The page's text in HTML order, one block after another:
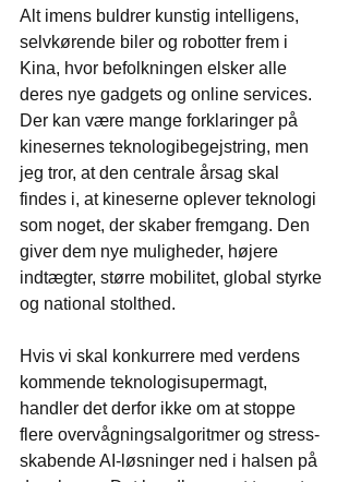
Alt imens buldrer kunstig intelligens,
selvkørende biler og robotter frem i
Kina, hvor befolkningen elsker alle
deres nye gadgets og online services.
Der kan være mange forklaringer på
kinesernes teknologibegejstring, men
jeg tror, at den centrale årsag skal
findes i, at kineserne oplever teknologi
som noget, der skaber fremgang. Den
giver dem nye muligheder, højere
indtægter, større mobilitet, global styrke
og national stolthed.
Hvis vi skal konkurrere med verdens
kommende teknologisupermagt,
handler det derfor ikke om at stoppe
flere overvågningsalgoritmer og stress-
skabende AI-løsninger ned i halsen på